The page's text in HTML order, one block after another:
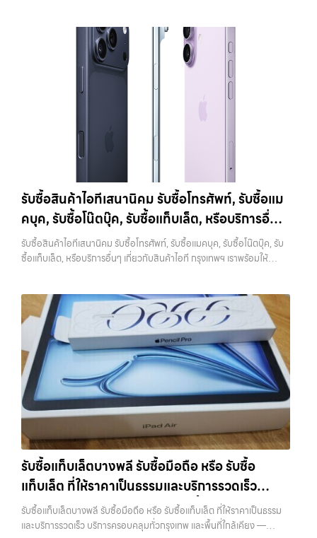
และได้รับการดูแลมาอย่างดี มักจะได้ราคาดีกว่าเครื่องที่มีคราบหรือฝุ่นสะสม
การทำความสะอาดไม่จำเป็นต้องใช้อุปกรณ์พิเศษ เพียงใช้ผ้านุ่มเช็ดหน้าจอ
เช็ดตัวเครื่อง และทำความสะอาดบริเวณเล็กๆ เช่น ช่องลำโพงหรือพอร์ต
ชาร์จ ก็เพียงพอแล้ว หากเป็นการขายผ่านออนไลน์ ภาพถ่ายก็มีผลอย่าง
มาก เครื่องที่ดูดีตั้งแต่ในรูป จะช่วยเพิ่มโอกาสในการต่อรองราคาได้มากขึ้น
5. ตรวจสอบสภาพเครื่องและแบตเตอรี่ สภาพของเครื่องเป็นปัจจัยหลักที่
สิ่งที่ควรตรวจสอบ ได้แก่ หน้าจอมีรอยหรือไม่ กล้องใช้งานได้ปกติหรือไม่
ปุ่มต่างๆ กดได้ครบหรือไม่ ลำโพงและไมโครโฟนทำงานหรือไม่ อีกจุดที่
สำคัญคือแบตเตอรี่ ซึ่งสามารถตรวจสอบได้จากเมนู Battery Health หาก
เปอร์เซ็นต์ยังอยู่ในระดับสูง จะช่วยให้ได้ราคาดีกว่าเครื่องที่แบตเสื่อม ในบาง
กรณี การเปลี่ยนแบตก่อนขายอาจช่วยเพิ่มมูลค่าได้ แต่ควรคำนวณต้นทุนให้
ดีว่าคุ้มค่าหรือไม่ 6. เช็คราคาก่อนขายทุกครั้ง การรู้ราคาตลาดก่อนขายเป็น
สิ่งที่ช่วยให้คุณไม่เสียเปรียบ หลายคนขายโดยไม่เช็คข้อมูล ทำให้โดนกด
ราคามากกว่าที่ควรจะเป็น แนะนำให้ลองเปรียบเทียบราคาจากหลายแหล่ง
ทั้งร้านรับซื้อและช่องทางออนไลน์ เพื่อให้เห็นภาพรวมของราคาในตลาด
ครบช่วยเพิ่มราคา แม้จะไม่ใช่ปัจจัยหลัก แต่การมีอุปกรณ์ครบ เช่น กล่อง
สายชาร์จ หรืออุปกรณ์เสริม จะช่วยเพิ่มความน่าสนใจให้กับเครื่อง สำหรับ
บางรุ่น การมีกล่องครบอาจช่วยเพิ่มราคาได้พอสมควร เพราะผู้ซื้อสามารถ
นำไปขายต่อได้ง่ายขึ้น อย่างไรก็ตาม หากไม่มีอุปกรณ์เหล่านี้ ก็ยังสามารถ
ขายได้ตามปกติ เพียงแต่อาจไม่ได้ราคาสูงเท่ากับเครื่องที่มีครบ 8. เลือกช่อง
ทางการขายให้เหมาะกับตัวเอง การขาย iPhone มีหลายวิธี แต่ละวิธีก็มีข้อดี
และข้อจำกัดต่างกัน การขายเองผ่านแพลตฟอร์มออนไลน์อาจได้ราคาสูง
กว่า แต่ต้องใช้เวลาและมีความเสี่ยงในการเจอผู้ซื้อที่ไม่น่าเชื่อถือ การขายให้
ร้านรับซื้อจะสะดวกและรวดเร็ว แต่ควรเลือกร้านที่มีความน่าเชื่อถือและให้
ราคาตามสภาพจริง อีกทางเลือกหนึ่งคือการใช้บริการจำนำ ซึ่งเหมาะกับคน
ที่ต้องการเงินด่วนแต่ยังไม่อยากขายขาด โดยสามารถเลือกใช้บริการ…
15,000 บาทiPhone 11 Pro 128GB รับซื้อได้ที่ 11,900 บาทราคาตลาด
มือสอง: 17,000 บาทiPhone 11 Pro 256GB รับซื้อได้ที่ 13,300 บาท
ราคาตลาดมือสอง: 19,000 บาทราคารับซื้อ iPhone 11 Pro
Max:iPhone 11 Pro Max 64GB รับซื้อได้ที่ 12,600 บาทราคาตลาดมือ
สอง: 18,000 บาทiPhone 11 Pro Max 128GB รับซื้อได้ที่ 14,000 บาท
ราคาตลาดมือสอง: 20,000 บาทiPhone 11 Pro Max 256GB รับซื้อ
ได้ที่ 15,400 บาทราคาตลาดมือสอง: 22,000 บาท
mini (ปี 2020)iPhone 12 เป็นรุ่นแรกที่รองรับ 5G พร้อมดีไซน์ขอบ
ขึ้นราคารับซื้อ iPhone 12:iPhone 12 64GB รับซื้อได้ที่ 8,750 บาทราคา
บางแค วัชรพล รามอินทรา รับซื้อสินค้าไอทีวังหิน — รับซื้อโทรศัพท์, รับซื้อ
แมคบุค, รับซื้อโน๊ตบุ๊ค, รับซื้อแท็บเล็ต, หรือบริการอื่นๆ เกี่ยวกับสินค้าไอที
กรุงเทพฯ เราพร้อมให้บริการครบวงจร รับซื้อสินค้าไอทีวังหิน รับซื้อ
โทรศัพท์, รับซื้อแมคบุค, รับซื้อโน๊ตบุ๊ค, รับซื้อแท็บเล็ต, หรือบริการอื่นๆ เกี่ยว
กับสินค้าไอที กรุงเทพฯ… รับซื้อสินค้าไอทีวังหิน รับซื้อ iPhone ทุกรุ่น ให้
ราคาสูง พร้อมจ่ายเงินทันที ประสบการณ์เหนือระดับกับการ รับซื้อไอ
เว็บไซต์ที่คุณไว้วางใจได้ สำหรับบริการ รับซื้อ มือถือ iPhone, Samsung,
iPad, แท็บเล็ต ทุกยี่ห้อ ให้ราคาสูง พร้อมจ่ายเงินทันที ครอบคลุมพื้นที่
ลาดพร้าว, รัชดา, บางรัก, แจ้งวัฒนะ, บางแค, วัชรพล, รามอินทรา และเขต
กรุงเทพฯ ใกล้ “ใกล้ ฉัน” ที่สุด ในยุคที่สมาร์ทโฟน แท็บเล็ต และอุปกรณ์ไอที
ใหม่ๆ เปลี่ยนรุ่นกันแทบทุกช่วงเวลา อุปกรณ์ที่คุณใช้แล้วอาจกลายเป็นของ
ที่ไม่ได้ใช้งานอยู่เฉยๆ เว็บไซต์ของเราจึงเกิดขึ้นเพื่อเป็นทางเลือกให้คุณ
สามารถเปลี่ยนอุปกรณ์ที่ไม่ใช้แล้วให้กลายเป็นเงินสดได้ทันที ด้วยบริการ รับ
แท็บเล็ต, รับซื้อสินค้าไอทีกรุงเทพมหานคร อย่างครบวงจร ไม่ว่าคุณจะอยู่
โซนเมืองหรือเขตชานเมือง เรามีทีมงานพร้อมให้บริการถึงที่ในพื้นที่ “ใกล้
ว่าอุปกรณ์แต่ละชิ้นไม่ใช่แค่เครื่องใช้ไฟฟ้า แต่เป็นทรัพย์สินที่มีมูลค่า คุณอาจ
ต้องการเปลี่ยนรุ่น หรือต้องการเงินด่วน เราจึงมอบบริการประเมินสภาพ
เครื่อง ฟรี ปราบปรามความยุ่งยากทั้งหลาย โดยเน้น โปร่งใส มั่นใจได้ และ
จ่ายเงินทันทีเมื่อตกลงซื้อขายสำเร็จ บริการของเราครอบคลุมทั้ง iPhone
สายใหม่-เก่า, Samsung ทุกรุ่น, iPad และแท็บเล็ตทุกแบรนด์ เรารับถึงแม้
จะอยู่ในสภาพใช้งานแล้ว ตกแต่งแล้ว หรือมีรอยบ้าง เพราะมูลค่าของเครื่อง
ไม่ได้ขึ้นอยู่แค่ยี่ห้อ แต่ขึ้นอยู่กับสภาพจริง ความครบชุด และความสะดวกใน
การขายของคุณ เราจึงตั้งใจให้บริการในเขต ลาดพร้าว, รัชดา, บางรัก,
แจ้งวัฒนะ, บางแค, วัชรพล, รามอินทรา, บางนา, บางพลี, เกษตรนวมินทร์,
เสนานิคม, วังหิน อย่างเต็มที่ ไม่ว่าคุณจะค้นหาคำว่า “รับซื้อมือถือใกล้ฉัน”,
“รับซื้อโทรศัพท์มือสองกรุงเทพ”, “ขาย iPad ได้ราคา”, “รับซื้อแท็บเล็ต
กรุงเทพถึงที่”, หรือ “รับซื้อ Samsung มือสอง ราคาสูง” — ที่นี่คือคำตอบ
เพราะบริการของเรามุ่งตรงให้คุณได้รับราคาและความสะดวกสบายที่เหนือ
กว่า เลือกเราแล้วคุณจะได้บริการที่คุณไว้วางใจ พร้อมทีมงานที่พร้อม
อำนวยความสะดวก นัดรับถึงที่ ตรวจสภาพอย่างมืออาชีพ และจ่ายเงินทันที
ทั้งหมดนี้เพื่อให้การขายอุปกรณ์ของคุณเป็นเรื่องง่ายขึ้น ดีกว่า รวดเร็วกว่า
และคุ้มค่ากว่า ทำไมต้องเลือกเรา ผู้เชี่ยวชาญด้านการให้บริการ รับซื้อมือถือ
รับซื้อสินค้าไอทีเสนานิคม รับซื้อโทรศัพท์, รับซื้อแม
คบุค, รับซื้อโน๊ตบุ๊ค, รับซื้อแท็บเล็ต, หรือบริการอื่นๆ
เกี่ยวกับสินค้าไอที กรุงเทพฯ เราพร้อมให้บริการครบ
วงจร
รับซื้อสินค้าไอทีเสนานิคม รับซื้อโทรศัพท์, รับซื้อแมคบุค, รับซื้อโน๊ตบุ๊ค, รับ
ซื้อแท็บเล็ต, หรือบริการอื่นๆ เกี่ยวกับสินค้าไอที กรุงเทพฯ เราพร้อมให้
แจ้งวัฒนะ บางแค วัชรพล รามอินทรา รับซื้อสินค้าไอทีเสนานิคม — รับซื้อ
โทรศัพท์, รับซื้อแมคบุค, รับซื้อโน๊ตบุ๊ค, รับซื้อแท็บเล็ต, หรือบริการอื่นๆ เกี่ยว
กับสินค้าไอที กรุงเทพฯ เราพร้อมให้บริการครบวงจร รับซื้อสินค้าไอที
เสนานิคม รับซื้อโทรศัพท์, รับซื้อแมคบุค, รับซื้อโน๊ตบุ๊ค, รับซื้อแท็บเล็ต, หรือ
บริการอื่นๆ เกี่ยวกับสินค้าไอที กรุงเทพฯ… รับซื้อสินค้าไอทีเสนานิคม รับ
ซื้อ iPad และแท็บเล็ตทุกแบรนด์ ทุกสภาพ — ขอขายง่าย ได้เงินเร็ว
ประสบการณ์เหนือระดับกับการ รับซื้อไอโฟน, รับซื้อไอแพด, รับซื้อมือถือ
ยินดีต้อนรับสู่ “รับซื้อขายมือถือ.com” เว็บไซต์ที่คุณไว้วางใจได้ สำหรับ
บริการ รับซื้อ มือถือ iPhone, Samsung, iPad, แท็บเล็ต ทุกยี่ห้อ ให้ราคา
สูง พร้อมจ่ายเงินทันที ครอบคลุมพื้นที่ ลาดพร้าว, รัชดา, บางรัก,
แจ้งวัฒนะ, บางแค, วัชรพล, รามอินทรา และเขตกรุงเทพฯ ใกล้ “ใกล้ ฉัน”
ที่สุด ในยุคที่สมาร์ทโฟน แท็บเล็ต และอุปกรณ์ไอทีใหม่ๆ เปลี่ยนรุ่นกันแทบ
ทุกช่วงเวลา อุปกรณ์ที่คุณใช้แล้วอาจกลายเป็นของที่ไม่ได้ใช้งานอยู่เฉยๆ
เว็บไซต์ของเราจึงเกิดขึ้นเพื่อเป็นทางเลือกให้คุณสามารถเปลี่ยนอุปกรณ์ที่
ไม่ใช้แล้วให้กลายเป็นเงินสดได้ทันที ด้วยบริการ รับซื้อไอโฟน, รับซื้อไอแพด,
รับซื้อมือถือ, รับซื้อโทรศัพท์, รับซื้อโน๊ตบุ๊ค, รับซื้อแท็บเล็ต, รับซื้อสินค้าไอที
รับซื้อแท็บเล็ตบางพลี รับซื้อมือถือ หรือ รับซื้อ
แท็บเล็ต ที่ให้ราคาเป็นธรรมและบริการรวดเร็ว
บริการครอบคลุมทั่วกรุงเทพ และพื้นที่ใกล้เคียง
รับซื้อแท็บเล็ตบางพลี รับซื้อมือถือ หรือ รับซื้อแท็บเล็ต ที่ให้ราคาเป็นธรรม
และบริการรวดเร็ว บริการครอบคลุมทั่วกรุงเทพ และพื้นที่ใกล้เคียง —